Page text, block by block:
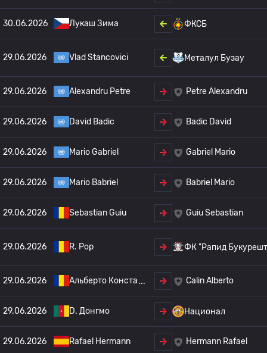
30.06.2026 Лукаш Зима ФКСБ
29.06.2026 Vlad Stancovici Металул Бузау
29.06.2026 Alexandru Petre Petre Alexandru
29.06.2026 David Badic Badic David
29.06.2026 Mario Gabriel Gabriel Mario
29.06.2026 Mario Babriel Babriel Mario
29.06.2026 Sebastian Guiu Guiu Sebastian
29.06.2026 R. Pop ФК "Рапид
29.06.2026 Альберто Конста Calin Alberto
29.06.2026 D. Донгмо Национал
29.06.2026 Rafael Hermann Hermann Rafael